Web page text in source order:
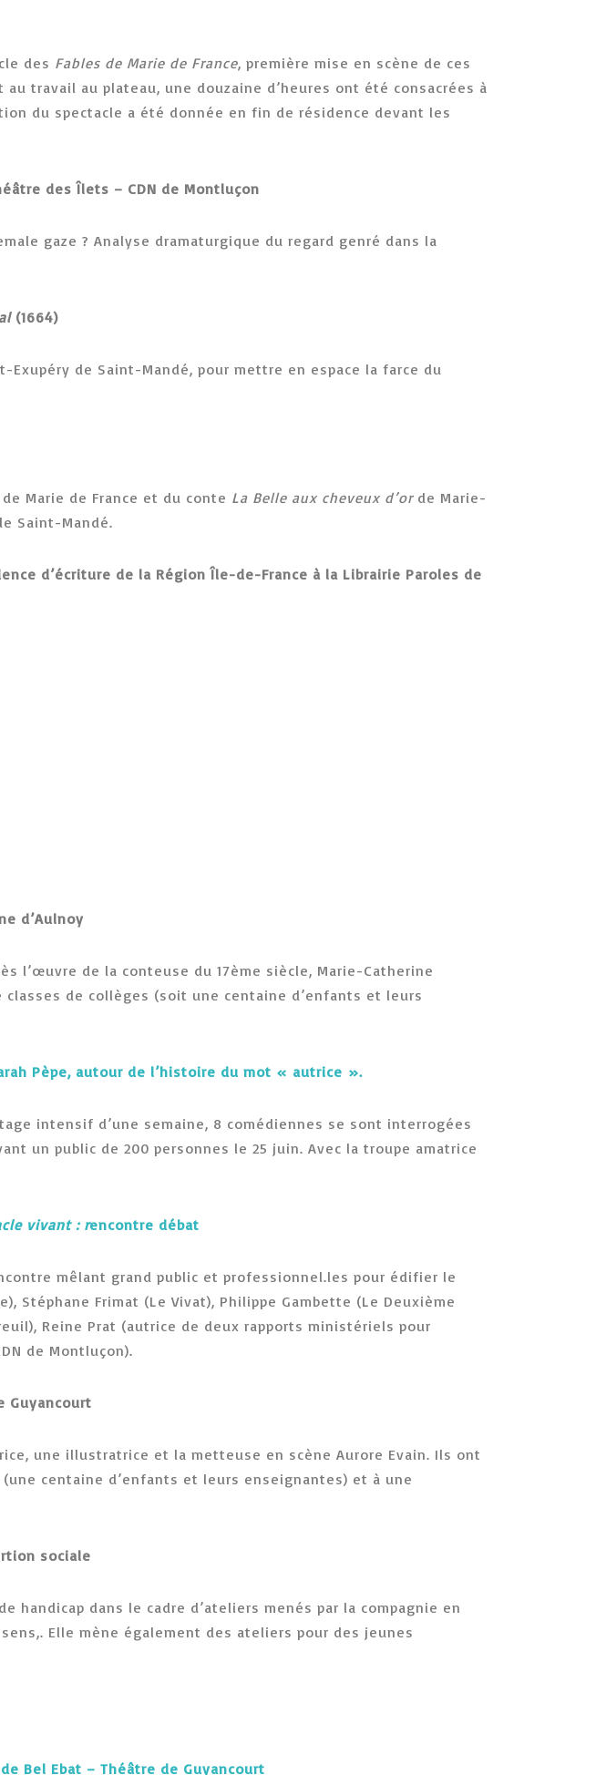
des Fables de Marie de France, première mise en scène de ces
travail au plateau, une douzaine d’heures ont été consacrées à
du spectacle a été donnée en fin de résidence devant les
des Îlets – CDN de Montluçon
gaze ? Analyse dramaturgique du regard genré dans la
(1664)
de Saint-Mandé, pour mettre en espace la farce du
de Marie de France et du conte La Belle aux cheveux d’orde Marie-
Saint-Mandé.
d’écriture de la Région Île-de-France à la Librairie Paroles de
d’Aulnoy
l’œuvre de la conteuse du 17ème siècle, Marie-Catherine
de collèges (soit une centaine d’enfants et leurs
Pèpe, autour de l’histoire du mot « autrice ».
intensif d’une semaine, 8 comédiennes se sont interrogées
un public de 200 personnes le 25 juin. Avec la troupe amatrice
vivant : rencontre débat
mêlant grand public et professionnel.les pour édifier le
Stéphane Frimat (Le Vivat), Philippe Gambette (Le Deuxième
Reine Prat (autrice de deux rapports ministériels pour
de Montluçon).
Guyancourt
une illustratrice et la metteuse en scène Aurore Evain. Ils ont
centaine d’enfants et leurs enseignantes) et à une
sociale
dans le cadre d’ateliers menés par la compagnie en
Elle mène également des ateliers pour des jeunes
Bel Ebat – Théâtre de Guyancourt